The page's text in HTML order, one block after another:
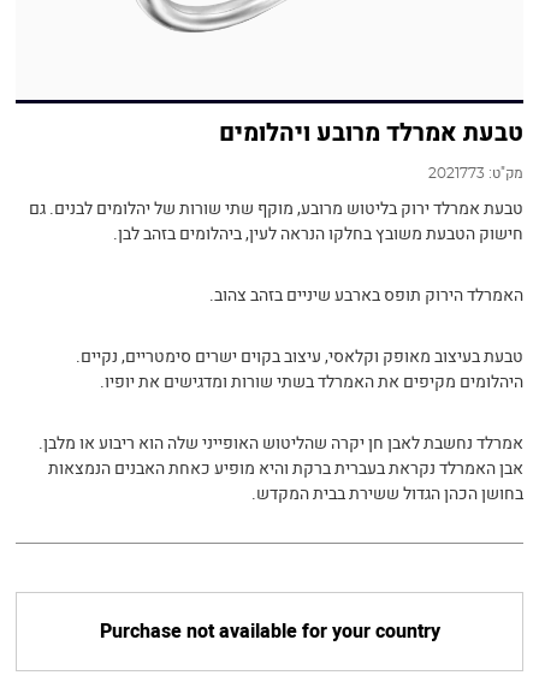
טבעת אמרלד מרובע ויהלומים
מק"ט: 2021773
טבעת אמרלד ירוק בליטוש מרובע, מוקף שתי שורות של יהלומים לבנים. גם
חישוק הטבעת משובץ בחלקו הנראה לעין, ביהלומים בזהב לבן.
האמרלד הירוק תופס בארבע שיניים בזהב צהוב.
טבעת בעיצוב מאופק וקלאסי, עיצוב בקוים ישרים סימטריים, נקיים.
היהלומים מקיפים את האמרלד בשתי שורות ומדגישים את יופיו.
אמרלד נחשבת לאבן חן יקרה שהליטוש האופייני שלה הוא ריבוע או מלבן.
אבן האמרלד נקראת בעברית ברקת והיא מופיע כאחת האבנים הנמצאות
בחושן הכהן הגדול ששירת בבית המקדש.
Purchase not available for your country